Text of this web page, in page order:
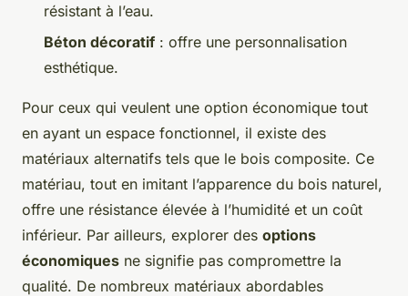
résistant à l’eau.
Béton décoratif : offre une personnalisation
esthétique.
Pour ceux qui veulent une option économique tout
en ayant un espace fonctionnel, il existe des
matériaux alternatifs tels que le bois composite. Ce
matériau, tout en imitant l’apparence du bois naturel,
offre une résistance élevée à l’humidité et un coût
inférieur. Par ailleurs, explorer des options
économiques ne signifie pas compromettre la
qualité. De nombreux matériaux abordables